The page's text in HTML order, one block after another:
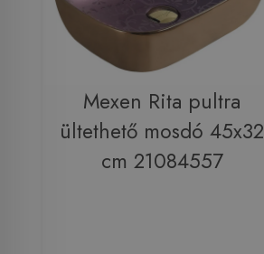
Mexen Rita pultra
ültethető mosdó 45x32
cm 21084557